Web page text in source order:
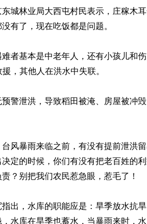
城林业局大西屯村民表示，庄稼木
有了，现在吃饭都是问题。
者基本是中老年人，还有小孩儿和
，其他人在洪水中失联。
警泄洪，导致稻田被淹、房屋被冲
风暴雨来临之前，有没有提前泄洪
定的时候，你们有没有把老百姓的
？别把我们农民惹急眼，惹毛了！
出，水库的职能应是：旱季放水抗
水库在旱季也蓄水，当暴雨来时，